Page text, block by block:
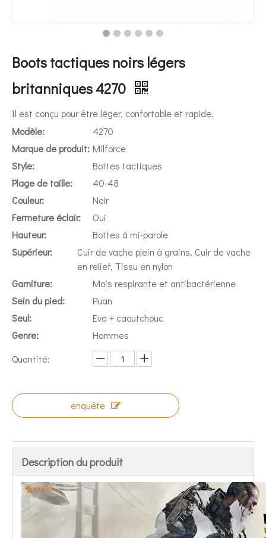
Boots tactiques noirs légers
britanniques 4270
Il est conçu pour être léger, confortable et rapide.
Modèle:
4270
Marque de produit: Milforce
Style:
Bottes tactiques
Plage de taille:
40-48
Couleur:
Noir
Fermeture éclair:
Oui
Hauteur:
Bottes à mi-parole
Supérieur:
Cuir de vache plein à grains, Cuir de vache
en relief, Tissu en nylon
Garniture:
Mois respirante et antibactérienne
Sein du pied:
Puan
Seul:
Eva + caoutchouc
Genre:
Hommes
Quantité:
enquête
Description du produit